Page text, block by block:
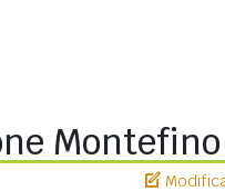
Montefino